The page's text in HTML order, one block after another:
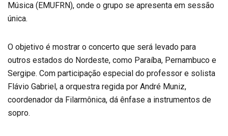
Música (EMUFRN), onde o grupo se apresenta em sessão
única.
O objetivo é mostrar o concerto que será levado para
outros estados do Nordeste, como Paraíba, Pernambuco e
Sergipe. Com participação especial do professor e solista
Flávio Gabriel, a orquestra regida por André Muniz,
coordenador da Filarmônica, dá ênfase a instrumentos de
sopro.